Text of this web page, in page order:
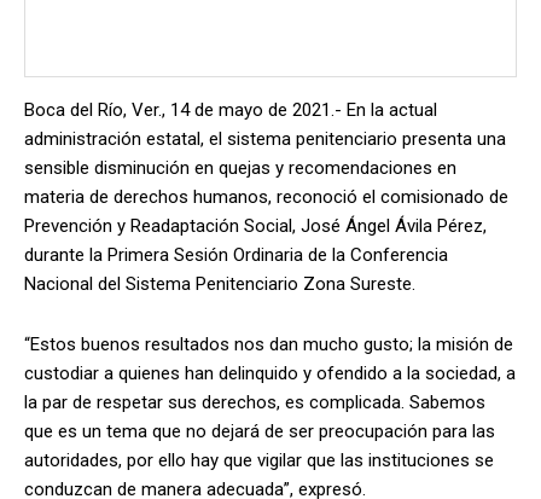
Boca del Río, Ver., 14 de mayo de 2021.- En la actual
administración estatal, el sistema penitenciario presenta una
sensible disminución en quejas y recomendaciones en
materia de derechos humanos, reconoció el comisionado de
Prevención y Readaptación Social, José Ángel Ávila Pérez,
durante la Primera Sesión Ordinaria de la Conferencia
Nacional del Sistema Penitenciario Zona Sureste.
“Estos buenos resultados nos dan mucho gusto; la misión de
custodiar a quienes han delinquido y ofendido a la sociedad, a
la par de respetar sus derechos, es complicada. Sabemos
que es un tema que no dejará de ser preocupación para las
autoridades, por ello hay que vigilar que las instituciones se
conduzcan de manera adecuada”, expresó.